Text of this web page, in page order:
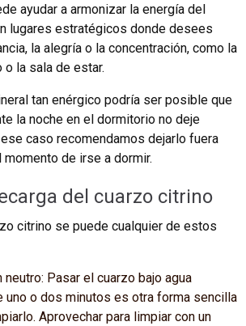
ayudar a armonizar la energía del
lugares estratégicos donde desees
la alegría o la concentración, como la
la sala de estar.
tan enérgico podría ser posible que
la noche en el dormitorio no deje
caso recomendamos dejarlo fuera
de irse a dormir.
del cuarzo citrino
citrino se puede cualquier de estos
neutro: Pasar el cuarzo bajo agua
uno o dos minutos es otra forma sencilla
Aprovechar para limpiar con un